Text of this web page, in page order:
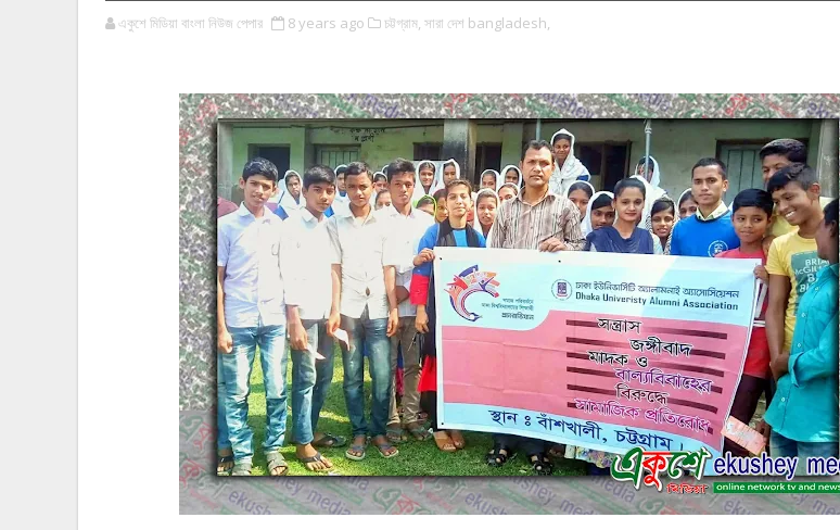
একুশে মিডিয়া বাংলা নিউজ পেপার 8 years ago চট্টগ্রাম, সারা দেশ bangladesh,